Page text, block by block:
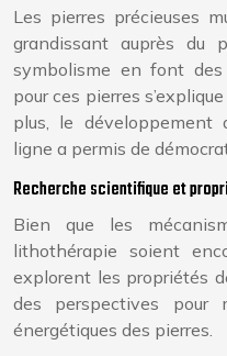
Les pierres précieuses
grandissant auprès du
symbolisme en font
pour ces pierres
plus, le
ligne a permis de
Recherche scientifique et
Bien que les
lithothérapie soient
explorent les propriétés
des perspectives pour
énergétiques des pierres.